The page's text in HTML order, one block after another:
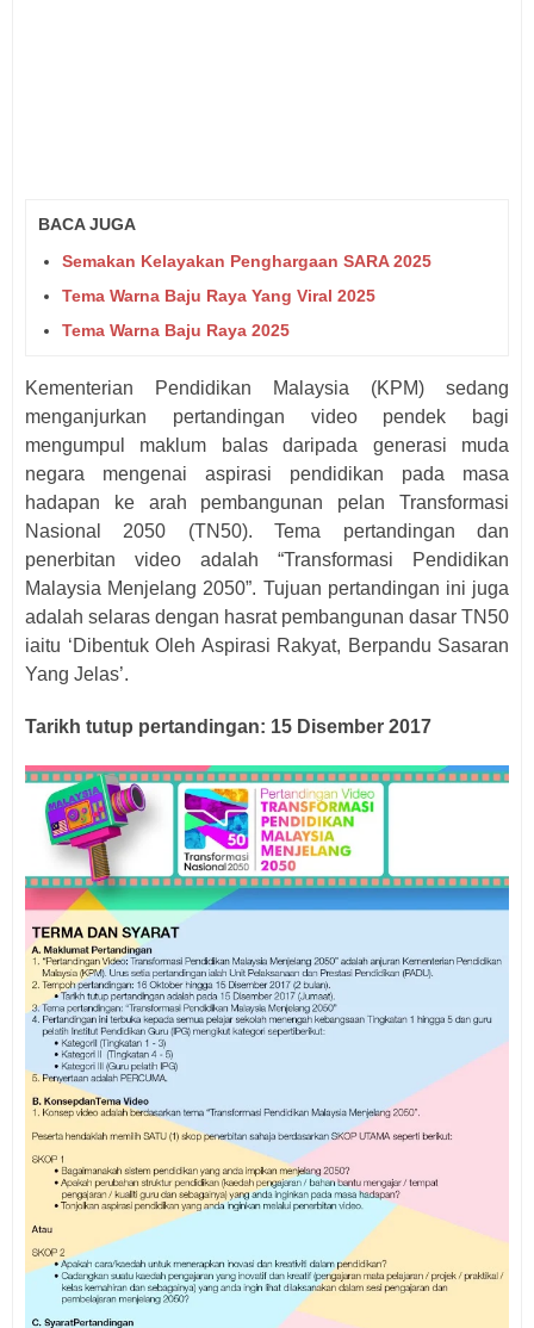
BACA JUGA
Semakan Kelayakan Penghargaan SARA 2025
Tema Warna Baju Raya Yang Viral 2025
Tema Warna Baju Raya 2025
Kementerian Pendidikan Malaysia (KPM) sedang
menganjurkan pertandingan video pendek bagi
mengumpul maklum balas daripada generasi muda
negara mengenai aspirasi pendidikan pada masa
hadapan ke arah pembangunan pelan Transformasi
Nasional 2050 (TN50). Tema pertandingan dan
penerbitan video adalah “Transformasi Pendidikan
Malaysia Menjelang 2050”. Tujuan pertandingan ini juga
adalah selaras dengan hasrat pembangunan dasar TN50
iaitu ‘Dibentuk Oleh Aspirasi Rakyat, Berpandu Sasaran
Yang Jelas’.
Tarikh tutup pertandingan: 15 Disember 2017